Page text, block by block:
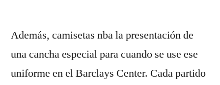
Además, camisetas nba la presentación de
una cancha especial para cuando se use ese
uniforme en el Barclays Center. Cada partido